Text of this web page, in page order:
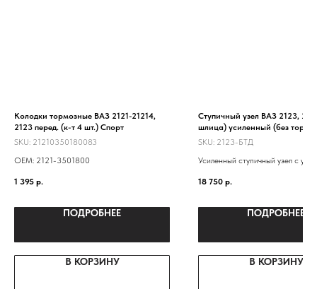
Колодки тормозные ВАЗ 2121-21214,
2123 перед. (к-т 4 шт.) Спорт
SKU: 21210350180083
ОЕМ: 2121-3501800
1 395 р.
ПОДРОБНЕЕ
В КОРЗИНУ
Ступичный узел ВАЗ 2123,
шлица) усиленный (без
на машину
SKU: 2123-БТД
Усиленный ступичный узел с
от грузовика "Ивеко"
18 750 р.
ПОДРОБНЕЕ
В КОРЗИНУ